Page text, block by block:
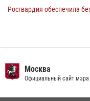
Росгвардия обеспечила
чемпионат по самбо (виео)
15 июля 2026, 14:00 8
Москва
Официальный сайт мэра